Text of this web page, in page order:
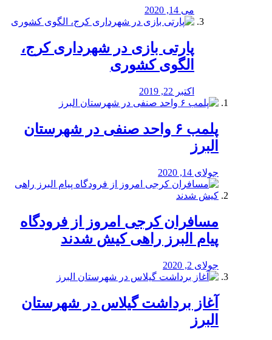
می 14, 2020
پارتی بازی در شهرداری کرج،
الگوی کشوری
اکتبر 22, 2019
پلمب ۶ واحد صنفی در شهرستان
البرز
جولای 14, 2020
مسافران کرجی امروز از فرودگاه
پیام البرز راهی کیش شدند
جولای 2, 2020
آغاز برداشت گیلاس در شهرستان
البرز